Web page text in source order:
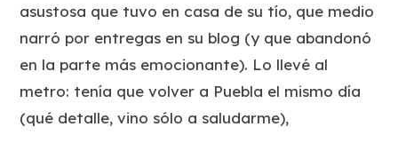
asustosa que tuvo en casa de su tío, que medio
narró por entregas en su blog (y que abandonó
en la parte más emocionante). Lo llevé al
metro: tenía que volver a Puebla el mismo día
(qué detalle, vino sólo a saludarme),